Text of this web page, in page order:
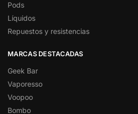
Pods
Líquidos
Repuestos y resistencias
MARCAS DESTACADAS
Geek Bar
Vaporesso
Voopoo
Bombo